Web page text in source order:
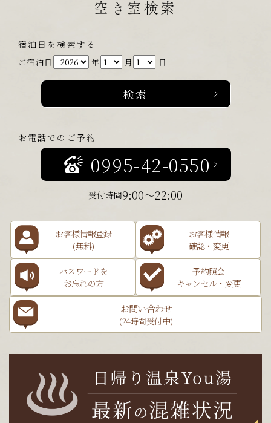
空き室検索
宿泊日を検索する
ご宿泊日 年 月 日
お電話でのご予約
0995-42-0550
受付時間9:00～22:00
お客様情報登録
(無料)
お客様情報
確認・変更
パスワードを
お忘れの方
予約照会
キャンセル・変更
お問い合わせ
(24時間受付中)